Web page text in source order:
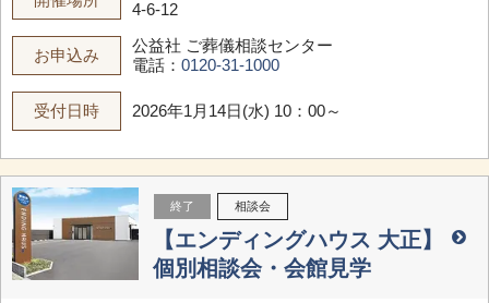
4-6-12
お申込み
公益社 ご葬儀相談センター
電話： 0120-31-1000
受付日時 2026年1月14日(水) 10：00～
終了 相談会
【エンディングハウス 大正】
個別相談会・会館見学